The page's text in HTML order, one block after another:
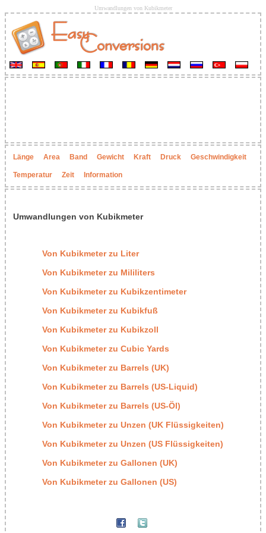
Umwandlungen von Kubikmeter
Länge Area Band Gewicht Kraft Druck Geschwindigkeit
Temperatur Zeit Information
Umwandlungen von Kubikmeter
Von Kubikmeter zu Liter
Von Kubikmeter zu Mililiters
Von Kubikmeter zu Kubikzentimeter
Von Kubikmeter zu Kubikfuß
Von Kubikmeter zu Kubikzoll
Von Kubikmeter zu Cubic Yards
Von Kubikmeter zu Barrels (UK)
Von Kubikmeter zu Barrels (US-Liquid)
Von Kubikmeter zu Barrels (US-Öl)
Von Kubikmeter zu Unzen (UK Flüssigkeiten)
Von Kubikmeter zu Unzen (US Flüssigkeiten)
Von Kubikmeter zu Gallonen (UK)
Von Kubikmeter zu Gallonen (US)